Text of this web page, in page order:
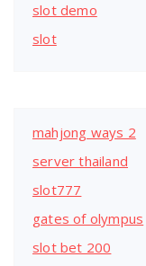
slot demo
slot
mahjong ways 2
server thailand
slot777
gates of olympus
slot bet 200